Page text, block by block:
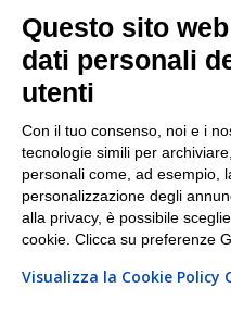
I nostri punti di ritiro
maggiori
Torino|Milano|Roma|
Questo sito
dati personali
utenti
Con il tuo consenso, noi e i
tecnologie simili per
personali come, ad esempio,
personalizzazione degli
alla privacy, è possibile
cookie. Clicca su preferenze
Visualizza la Cookie Policy